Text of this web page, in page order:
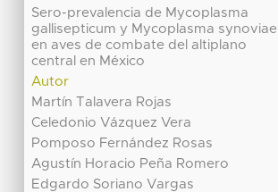
Sero-prevalencia de Mycoplasma
gallisepticum y Mycoplasma synoviae
en aves de combate del altiplano
central en México
Autor
Martín Talavera Rojas
Celedonio Vázquez Vera
Pomposo Fernández Rosas
Agustín Horacio Peña Romero
Edgardo Soriano Vargas